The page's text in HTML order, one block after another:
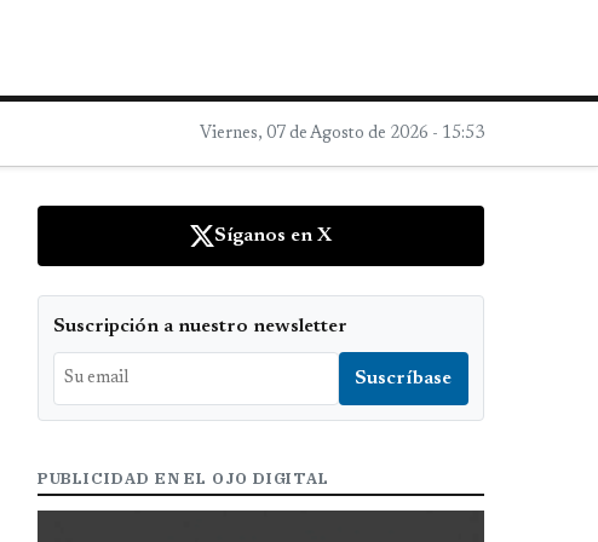
Viernes, 07 de Agosto de 2026 - 15:53
Síganos en X
Suscripción a nuestro newsletter
PUBLICIDAD EN EL OJO DIGITAL